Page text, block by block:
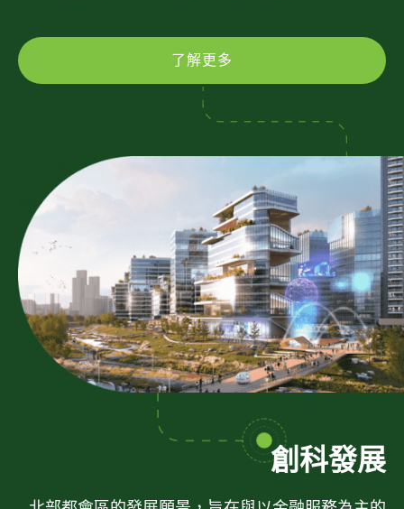
了解更多
創科發展